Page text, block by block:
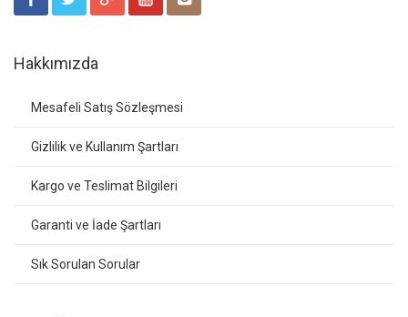
Hakkımızda
Mesafeli Satış Sözleşmesi
Gizlilik ve Kullanım Şartları
Kargo ve Teslimat Bilgileri
Garanti ve İade Şartları
Sık Sorulan Sorular